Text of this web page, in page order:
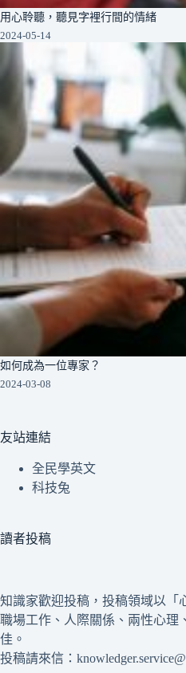
用心聆聽，聽見字裡行間的情緒
2024-05-14
如何成為一位專家？
2024-03-08
友站連結
全民學英文
科技兔
讀者投稿
知識家歡迎投稿，投稿領域以「
職場工作、人際關係、兩性心理
佳。
投稿請來信：